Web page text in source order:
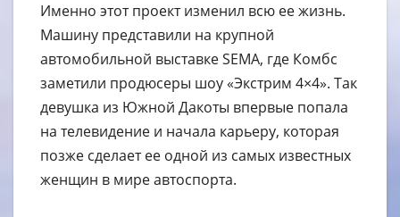
Именно этот проект изменил всю ее жизнь.
Машину представили на крупной
автомобильной выставке SEMA, где Комбс
заметили продюсеры шоу «Экстрим 4×4». Так
девушка из Южной Дакоты впервые попала
на телевидение и начала карьеру, которая
позже сделает ее одной из самых известных
женщин в мире автоспорта.